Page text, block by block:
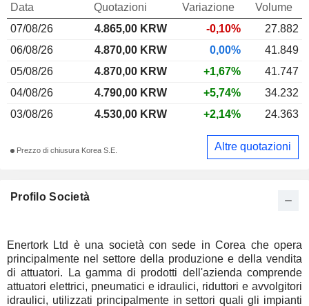
Profilo Società
Enertork Ltd è una società con sede in Corea che opera
principalmente nel settore della produzione e della vendita
di attuatori. La gamma di prodotti dell'azienda comprende
attuatori elettrici, pneumatici e idraulici, riduttori e avvolgitori
idraulici, utilizzati principalmente in settori quali gli impianti
Data Quotazioni Variazione
Volume
07/08/26
4.865,00 KRW -0,10%
27.882
06/08/26
4.870,00 KRW 0,00%
41.849
05/08/26
4.870,00 KRW +1,67%
41.747
04/08/26
4.790,00 KRW +5,74%
34.232
03/08/26
4.530,00 KRW +2,14% 24.363
Prezzo di chiusura Korea S.E. Altre quotazioni